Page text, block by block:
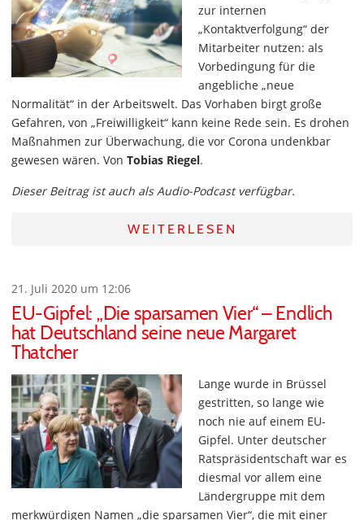
zur internen
„Kontaktverfolgung“ der
Mitarbeiter nutzen: als
Vorbedingung für die
angebliche „neue
Normalität“ in der Arbeitswelt. Das Vorhaben birgt große
Gefahren, von „Freiwilligkeit“ kann keine Rede sein. Es drohen
Maßnahmen zur Überwachung, die vor Corona undenkbar
gewesen wären. Von Tobias Riegel.
Dieser Beitrag ist auch als Audio-Podcast verfügbar.
WEITERLESEN
21. Juli 2020 um 12:06
EU-Gipfel: „Die sparsamen Vier“ – Endlich
hat Deutschland seine neue Margaret
Thatcher
Lange wurde in Brüssel
gestritten, so lange wie
noch nie auf einem EU-
Gipfel. Unter deutscher
Ratspräsidentschaft war es
diesmal vor allem eine
Ländergruppe mit dem
merkwürdigen Namen „die sparsamen Vier“, die mit einer